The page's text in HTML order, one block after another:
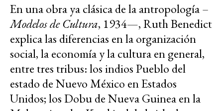
En una obra ya clásica de la antropología –
Modelos de Cultura, 1934—, Ruth Benedict
explica las diferencias en la organización
social, la economía y la cultura en general,
entre tres tribus: los indios Pueblo del
estado de Nuevo México en Estados
Unidos; los Dobu de Nueva Guinea en la